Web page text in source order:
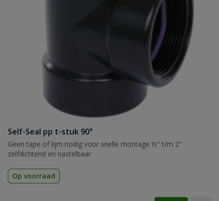
Self-Seal pp t-stuk 90°
Geen tape of lijm nodig voor snelle montage ½" t/m 2"
zelfdichtend en nastelbaar
Op voorraad